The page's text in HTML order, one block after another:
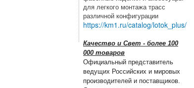
для легкого монтажа трасс
различной конфигурации
https://km1.ru/catalog/lotok_plus/
Качество и Свет - более 100
000 товаров
Официальный представитель
ведущих Российских и мировых
производителей и поставщиков.